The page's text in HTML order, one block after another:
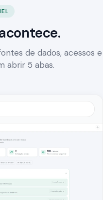
de dados, acessos e
abrir 5 abas.